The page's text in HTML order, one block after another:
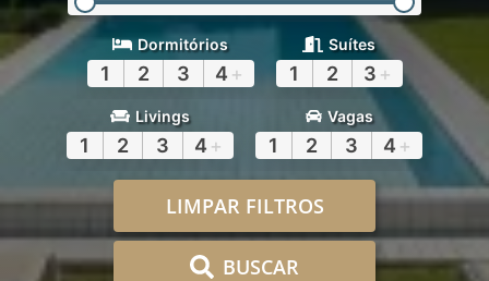
Dormitórios
1 2 3 4 +
Suítes
1 2 3 +
Livings
1 2 3 4 +
Vagas
1 2 3 4 +
LIMPAR FILTROS
BUSCAR